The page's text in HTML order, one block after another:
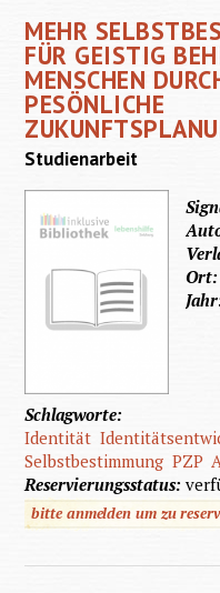
MEHR
FÜR GEISTIG
MENSCHEN
PESÖNLICHE
Studienarbeit
Schlagworte:
Identität
Selbstbestimmung PZP
Reservierungsstatus:
bitte anmelden um zu